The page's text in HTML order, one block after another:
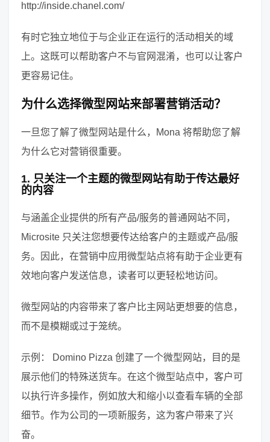
http://inside.chanel.com/
有时它独立地位于与企业正在运行的活动相关的域
上。这既可以帮助客户不与官网混淆，也可以让客户
更容易记住。
为什么选择微型网站来部署营销活动？
一旦您了解了微型网站是什么，Mona 将帮助您了解
为什么它对营销很重要。
1. 只关注一个主题的微型网站有助于传达最好
的内容
与涵盖企业提供的所有产品/服务的普通网站不同，
Microsite 只关注您想要传达给客户的主题或产品/服
务。因此，在营销中应用微型站点将有助于企业更有
效地向客户发送信息，读者可以更轻松地访问。
微型网站的内容带来了客户比主网站更想要的信息，
而不是模糊或过于笼统。
示例： Domino Pizza 创建了一个微型网站，目的是
展示他们的特殊送货车。在这个微型站点中，客户可
以执行许多操作，例如放大和缩小以查看车辆的全部
细节。作为公司的一项新服务，这为客户带来了兴
奋。